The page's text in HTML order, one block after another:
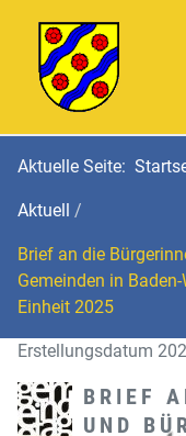
Aktuelle Seite:
Aktuell
Brief an die
Gemeinden in
Einheit 2025
Erstellungsdatum
BRIEF
UND